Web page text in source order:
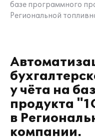
базе программного
Региональной
у чёта на
продукта
в
компании.